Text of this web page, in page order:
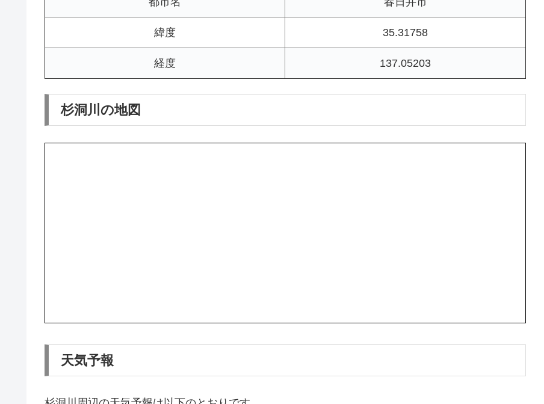
緯度 35.31758
経度 137.05203
杉洞川の地図
天気予報